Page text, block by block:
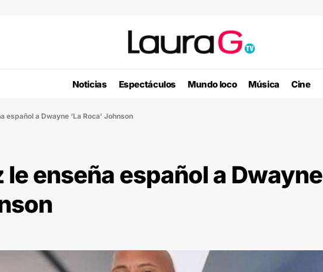
Noticias Espectáculos Mundo loco Música Cine
español a Dwayne ‘La Roca’ Johnson
le enseña español a Dwayne